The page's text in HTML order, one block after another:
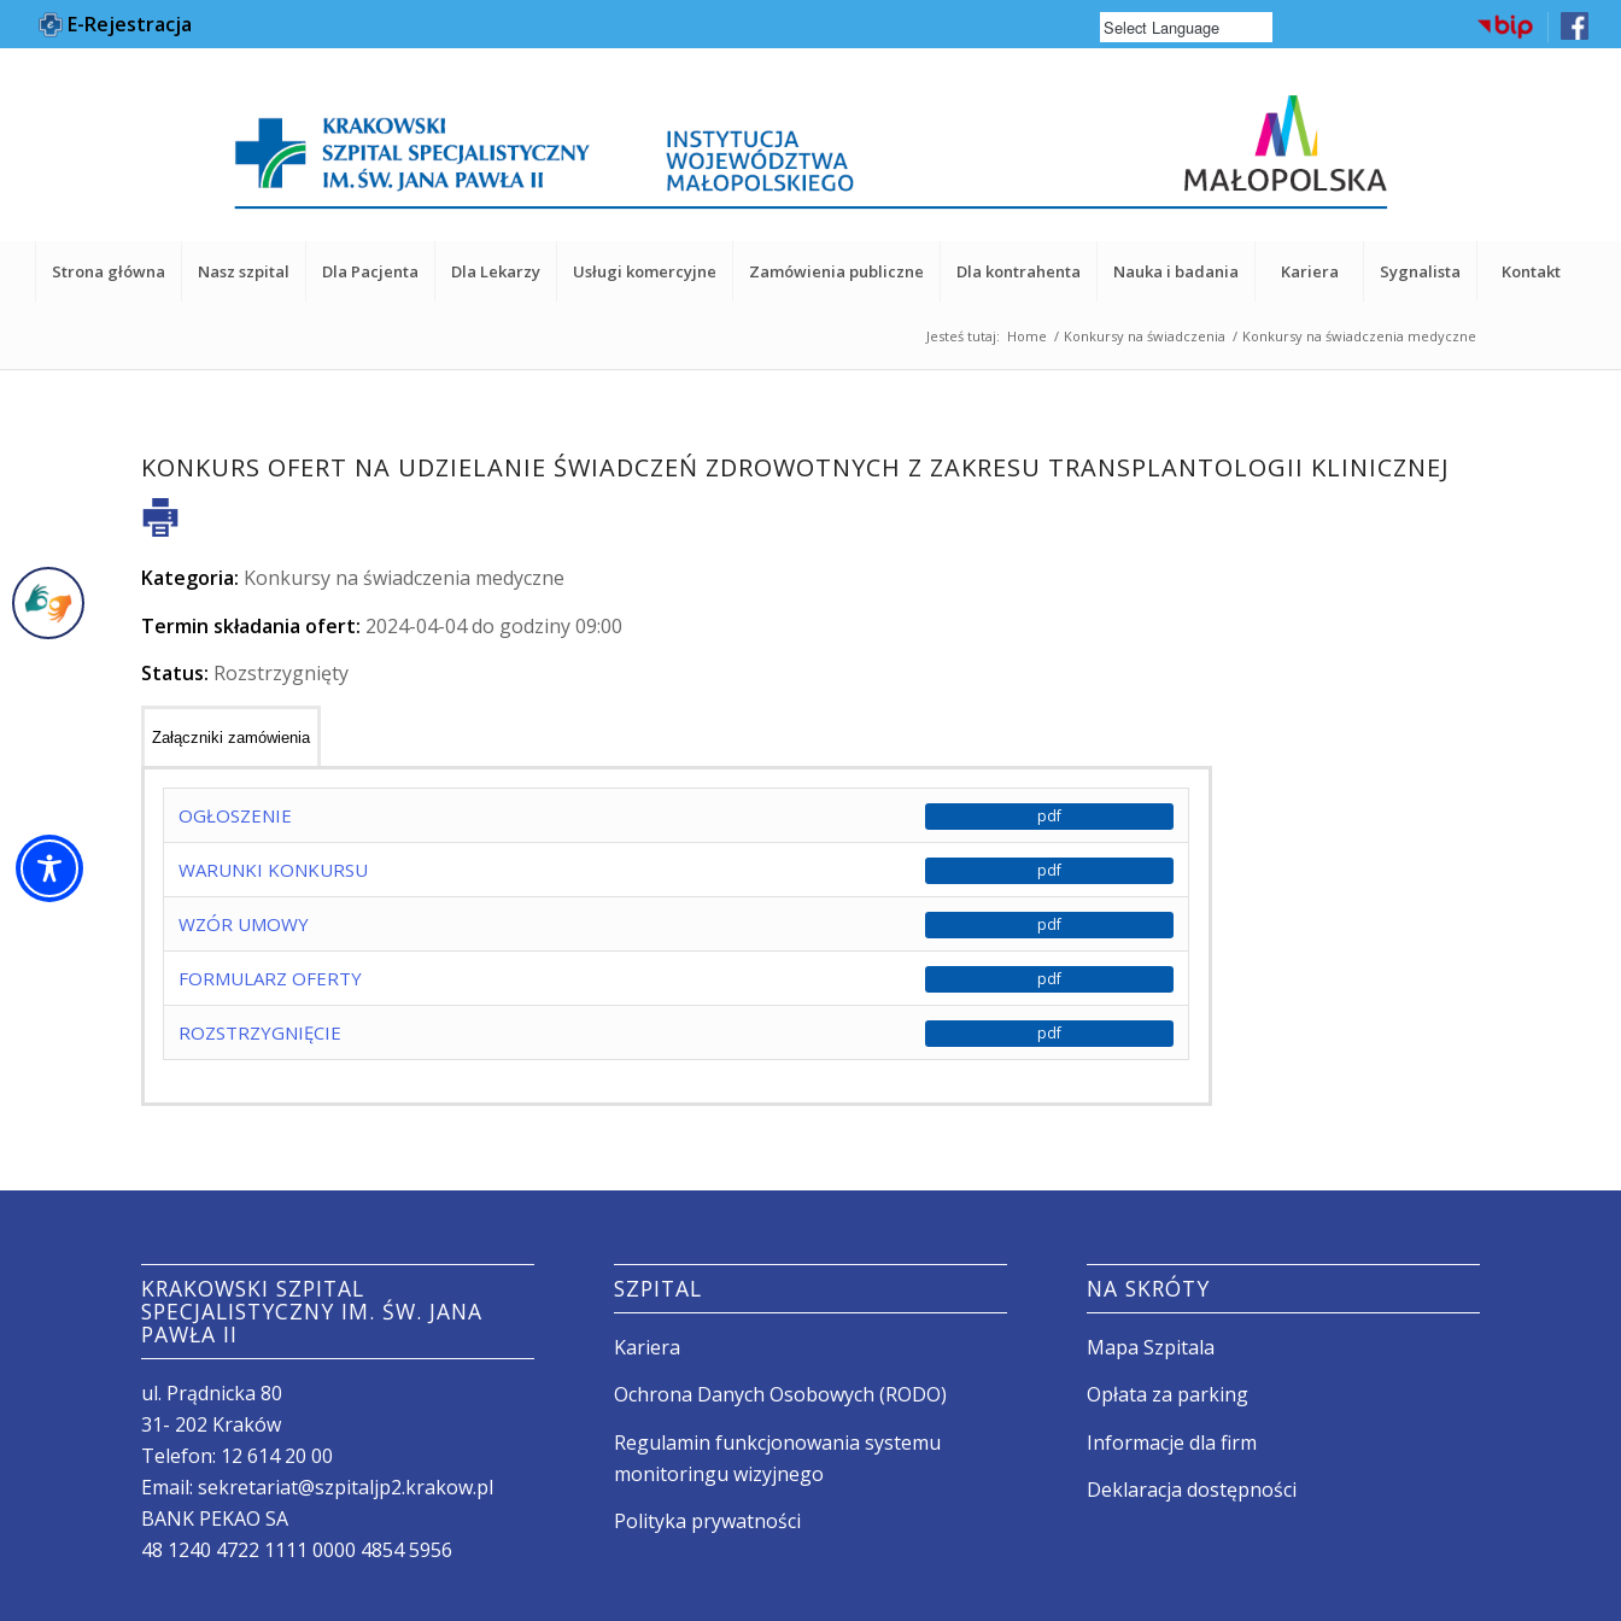
E-Rejestracja
Strona główna Nasz szpital Dla Pacjenta Dla Lekarzy Usługi komercyjne Zamówienia publiczne Dla kontrahenta Nauka i badania Kariera Sygnalista Kontakt
Jesteś tutaj: Home / Konkursy na świadczenia / Konkursy na świadczenia medyczne
KONKURS OFERT NA UDZIELANIE ŚWIADCZEŃ ZDROWOTNYCH Z ZAKRESU TRANSPLANTOLOGII KLINICZNEJ
Kategoria: Konkursy na świadczenia medyczne
Termin składania ofert: 2024-04-04 do godziny 09:00
Status: Rozstrzygnięty
Załączniki zamówienia
OGŁOSZENIE pdf
WARUNKI KONKURSU pdf
WZÓR UMOWY pdf
FORMULARZ OFERTY pdf
ROZSTRZYGNIĘCIE pdf
KRAKOWSKI SZPITAL
SPECJALISTYCZNY IM. ŚW. JANA
PAWŁA II
ul. Prądnicka 80
31- 202 Kraków
Telefon: 12 614 20 00
Email:sekretariat@szpitaljp2.krakow.pl
BANK PEKAO SA
48 1240 4722 1111 0000 4854 5956
SZPITAL
Kariera
Ochrona Danych Osobowych (RODO)
Regulamin funkcjonowania systemu
monitoringu wizyjnego
Polityka prywatności
NA SKRÓTY
Mapa Szpitala
Opłata za parking
Informacje dla firm
Deklaracja dostępności